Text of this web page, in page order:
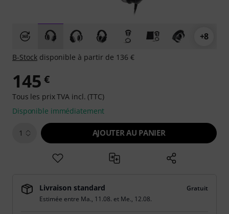
+8
B-Stock disponible à partir de 136 €
145 €
Tous les prix TVA incl. (TTC)
Disponible immédiatement
1 AJOUTER AU PANIER
Livraison standard
Gratuit
Estimée entre Ma., 11.08. et Me., 12.08.